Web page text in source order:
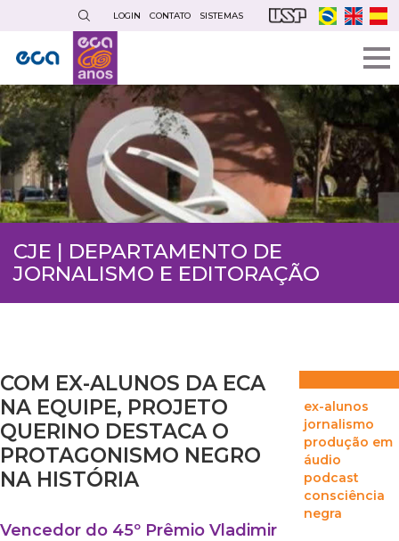
conteúdo
principal
LOGIN CONTATO SISTEMAS
CJE | DEPARTAMENTO DE
JORNALISMO E EDITORAÇÃO
COM EX-ALUNOS DA ECA
NA EQUIPE, PROJETO
QUERINO DESTACA O
PROTAGONISMO NEGRO
NA HISTÓRIA
Vencedor do 45º Prêmio Vladimir
ex-alunos
jornalismo
produção em
áudio
podcast
consciência
negra